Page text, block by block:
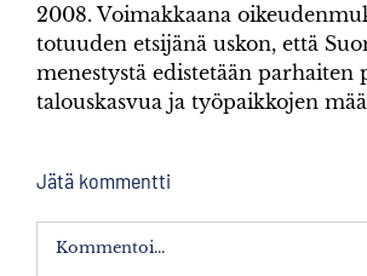
2008. Voimakkaana
totuuden etsijänä uskon, että
menestystä edistetään parhaiten
talouskasvua ja työpaikkojen
Jätä kommentti
Kommentti